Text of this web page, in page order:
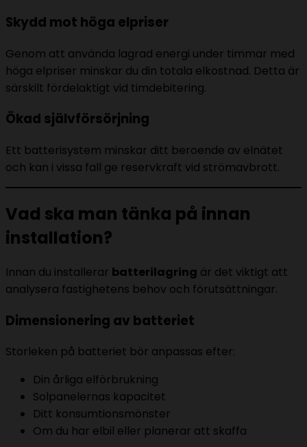
Skydd mot höga elpriser
Genom att använda lagrad energi under timmar med
höga elpriser minskar du din totala elkostnad. Detta är
särskilt fördelaktigt vid timdebitering.
Ökad självförsörjning
Ett batterisystem minskar ditt beroende av elnätet
och kan i vissa fall ge reservkraft vid strömavbrott.
Vad ska man tänka på innan
installation?
Innan du installerar batterilagring är det viktigt att
analysera fastighetens behov och förutsättningar.
Dimensionering av batteriet
Storleken på batteriet bör anpassas efter:
Din årliga elförbrukning
Solpanelernas kapacitet
Ditt konsumtionsmönster
Om du har elbil eller planerar att skaffa